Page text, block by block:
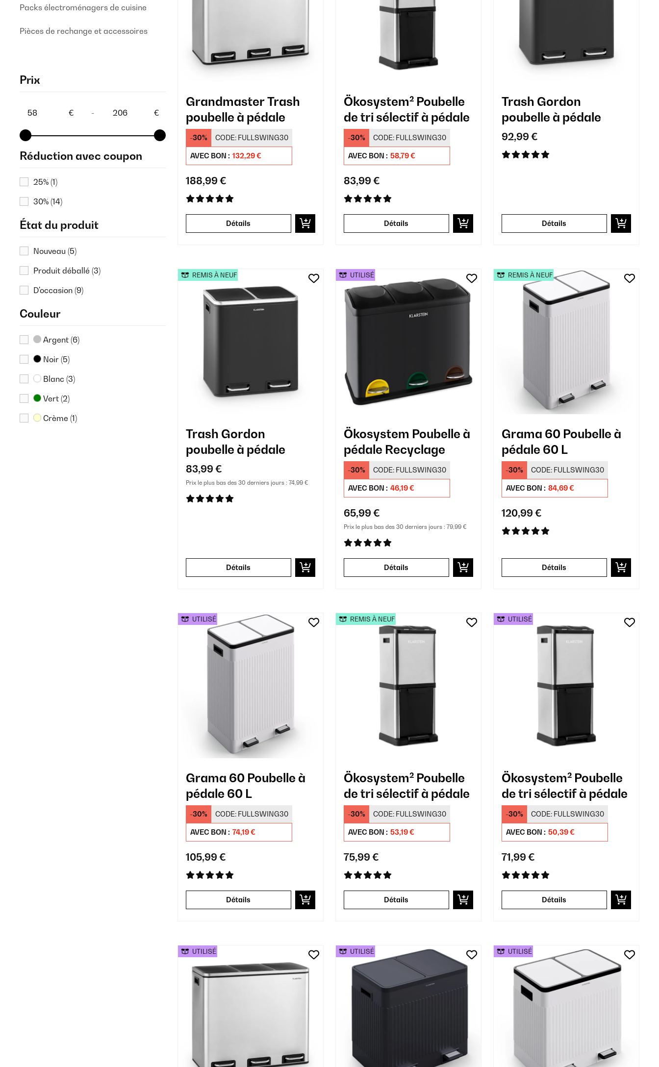
Packs électroménagers de cuisine
Pièces de rechange et accessoires
Prix
€ - €
Réduction avec coupon
25% (1)
30% (14)
État du produit
Nouveau (5)
Produit déballé (3)
D'occasion (9)
Couleur
Argent (6)
Noir (5)
Blanc (3)
Vert (2)
Crème (1)
Grandmaster Trash
poubelle à pédale
-30% CODE: FULLSWING30
AVEC BON : 132,29 €
188,99 €
Détails
Ökosystem² Poubelle
de tri sélectif à pédale
-30% CODE: FULLSWING30
AVEC BON : 58,79 €
83,99 €
Détails
Trash Gordon
poubelle à pédale
92,99 €
Détails
Trash Gordon
poubelle à pédale
83,99 €
Prix le plus bas des 30 derniers jours : 74,99 €
Détails
REMIS À NEUF
Ökosystem Poubelle à
pédale Recyclage
-30% CODE: FULLSWING30
AVEC BON : 46,19 €
65,99 €
Prix le plus bas des 30 derniers jours : 79,99 €
Détails
UTILISÉ
Grama 60 Poubelle à
pédale 60 L
-30% CODE: FULLSWING30
AVEC BON : 84,69 €
120,99 €
Détails
REMIS À NEUF
Grama 60 Poubelle à
pédale 60 L
-30% CODE: FULLSWING30
AVEC BON : 74,19 €
105,99 €
Détails
UTILISÉ
Ökosystem² Poubelle
de tri sélectif à pédale
-30% CODE: FULLSWING30
AVEC BON : 53,19 €
75,99 €
Détails
REMIS À NEUF
Ökosystem² Poubelle
de tri sélectif à pédale
-30% CODE: FULLSWING30
AVEC BON : 50,39 €
71,99 €
Détails
UTILISÉ
UTILISÉ UTILISÉ UTILISÉ